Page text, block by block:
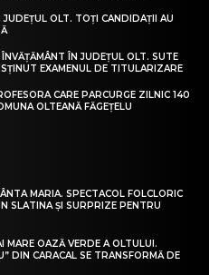
OLT. TOȚI CANDIDAȚII AU
ÎN JUDEȚUL OLT. SUTE
EXAMENUL DE TITULARIZARE
CARE PARCURGE ZILNIC 140
OLTEANĂ FĂGEȚELU
MARIA. SPECTACOL FOLCLORIC
SLATINA ȘI SURPRIZE PENTRU
MARE OAZĂ VERDE A OLTULUI.
DIN CARACAL SE TRANSFORMĂ DE